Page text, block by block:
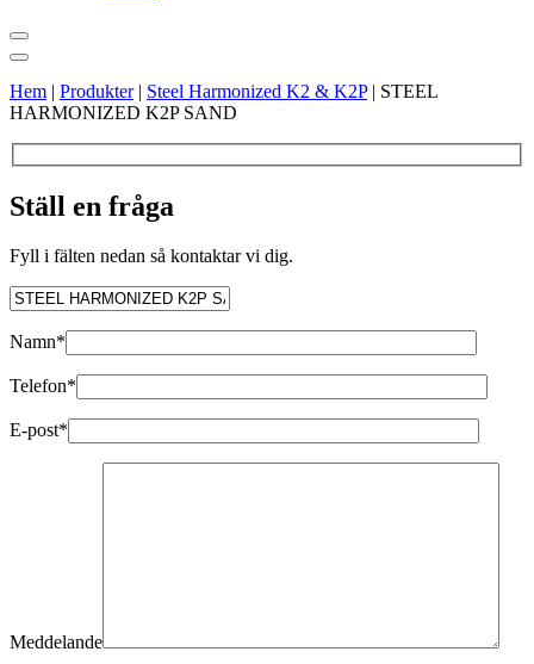
Hem | Produkter| Steel Harmonized K2 & K2P| STEEL
HARMONIZED K2P SAND
Ställ en fråga
Fyll i fälten nedan så kontaktar vi dig.
Namn*
Telefon*
E-post*
Meddelande